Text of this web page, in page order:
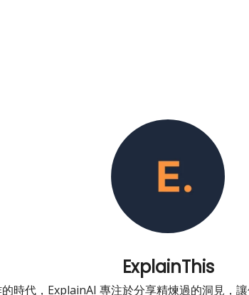
ExplainThis
時代，ExplainAI 專注於分享精煉過的洞見，